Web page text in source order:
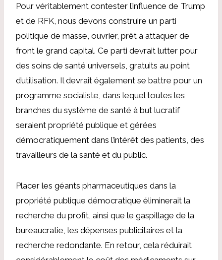
Pour véritablement contester l’influence de Trump
et de RFK, nous devons construire un parti
politique de masse, ouvrier, prêt à attaquer de
front le grand capital. Ce parti devrait lutter pour
des soins de santé universels, gratuits au point
d’utilisation. Il devrait également se battre pour un
programme socialiste, dans lequel toutes les
branches du système de santé à but lucratif
seraient propriété publique et gérées
démocratiquement dans l’intérêt des patients, des
travailleurs de la santé et du public.
Placer les géants pharmaceutiques dans la
propriété publique démocratique éliminerait la
recherche du profit, ainsi que le gaspillage de la
bureaucratie, les dépenses publicitaires et la
recherche redondante. En retour, cela réduirait